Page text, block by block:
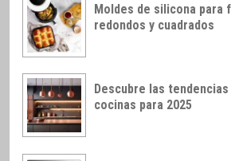
Moldes de silicona para
redondos y cuadrados
Descubre las
cocinas para 2025